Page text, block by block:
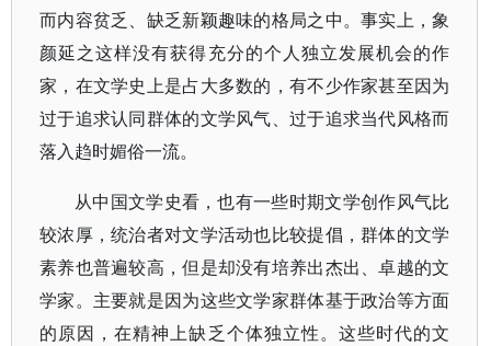
而内容贫乏、缺乏新颖趣味的格局之中。事实上，象
颜延之这样没有获得充分的个人独立发展机会的作
家，在文学史上是占大多数的，有不少作家甚至因为
过于追求认同群体的文学风气、过于追求当代风格而
落入趋时媚俗一流。
从中国文学史看，也有一些时期文学创作风气比
较浓厚，统治者对文学活动也比较提倡，群体的文学
素养也普遍较高，但是却没有培养出杰出、卓越的文
学家。主要就是因为这些文学家群体基于政治等方面
的原因，在精神上缺乏个体独立性。这些时代的文